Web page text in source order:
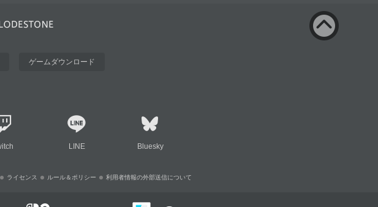
ゲームダウンロード
LINE Bluesky
ライセンス ルール＆ポリシー 利用者情報の外部送信について